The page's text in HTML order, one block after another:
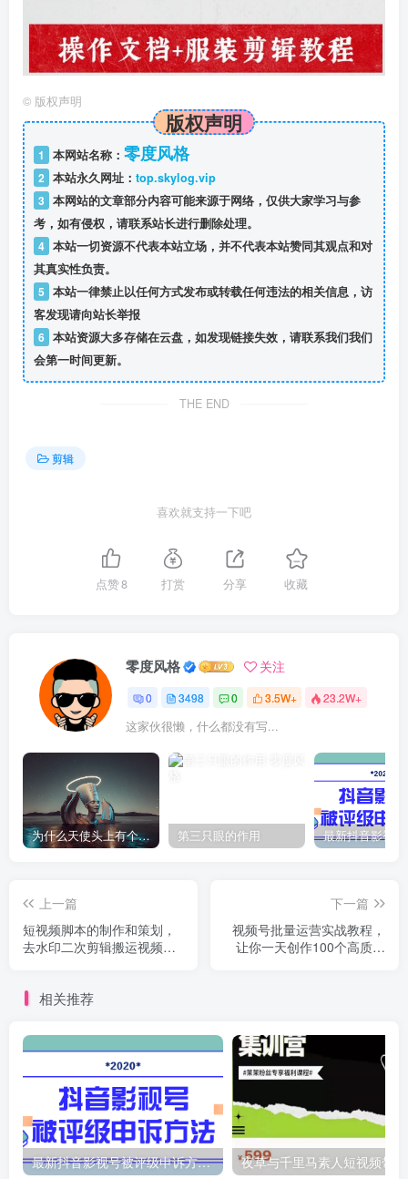
© 版权声明
版权声明
1 本网站名称： 零度风格
2 本站永久网址： top.skylog.vip
3 本网站的文章部分内容可能来源于网络，仅供大家学习与参
考，如有侵权，请联系站长进行删除处理。
4 本站一切资源不代表本站立场，并不代表本站赞同其观点和对
其真实性负责。
5 本站一律禁止以任何方式发布或转载任何违法的相关信息，访
客发现请向站长举报
6 本站资源大多存储在云盘，如发现链接失效，请联系我们我们
会第一时间更新。
THE END
剪辑
喜欢就支持一下吧
点赞8 打赏 分享 收藏
零度风格 关注
0 3498 0 3.5W+ 23.2W+
这家伙很懒，什么都没有写...
为什么天使头上有个圈？ 第三只眼的作用
上一篇
短视频脚本的制作和策划，
去水印二次剪辑搬运视频玩
下一篇
视频号批量运营实战教程，
让你一天创作100个高质量
相关推荐
最新抖音影视号被评级申诉方法视频教程